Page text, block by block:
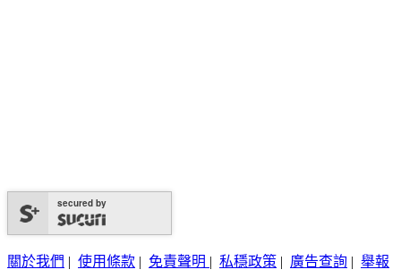
secured by
關於我們 | 使用條款 | 免責聲明 | 私穩政策 | 廣告查詢 | 舉報